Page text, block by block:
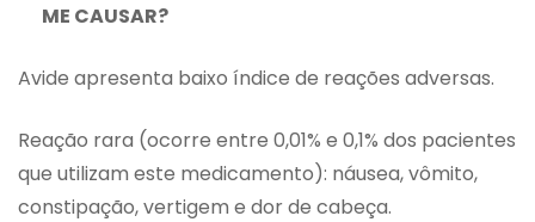
ME CAUSAR?
Avide apresenta baixo índice de reações adversas.
Reação rara (ocorre entre 0,01% e 0,1% dos pacientes
que utilizam este medicamento): náusea, vômito,
constipação, vertigem e dor de cabeça.